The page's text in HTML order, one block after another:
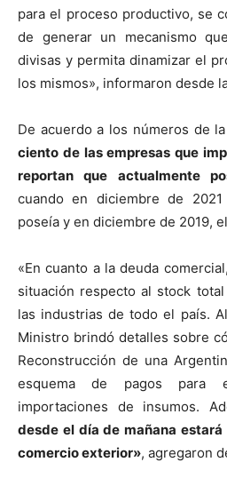
para el proceso productivo, se
de generar un mecanismo
divisas y permita dinamizar el
los mismos», informaron desde
De acuerdo a los números de
ciento de las empresas que
reportan que actualmente
cuando en diciembre de
poseía y en diciembre de 2019,
«En cuanto a la deuda
situación respecto al stock
las industrias de todo el país.
Ministro brindó detalles sobre
Reconstrucción de una
esquema de pagos para
importaciones de insumos.
desde el día de mañana
comercio exterior», agregaron